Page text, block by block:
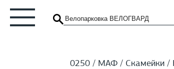
0250 МАФ Скамейки